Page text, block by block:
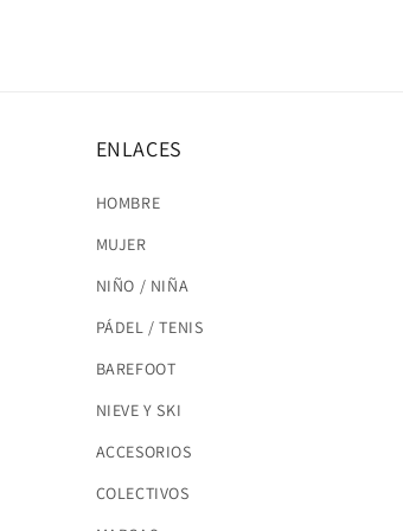
ENLACES
HOMBRE
MUJER
NIÑO / NIÑA
PÁDEL / TENIS
BAREFOOT
NIEVE Y SKI
ACCESORIOS
COLECTIVOS